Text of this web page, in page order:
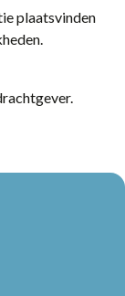
plaatsvinden